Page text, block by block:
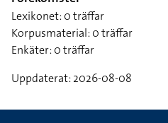
Lexikonet: 0 träffar
Korpusmaterial: 0 träffar
Enkäter: 0 träffar
Uppdaterat: 2026-08-08